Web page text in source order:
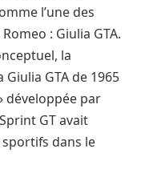
l’une des
: Giulia GTA.
la
Giulia GTA de 1965
développée par
GT avait
dans le